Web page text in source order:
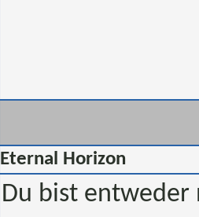
Eternal Horizon
Du bist